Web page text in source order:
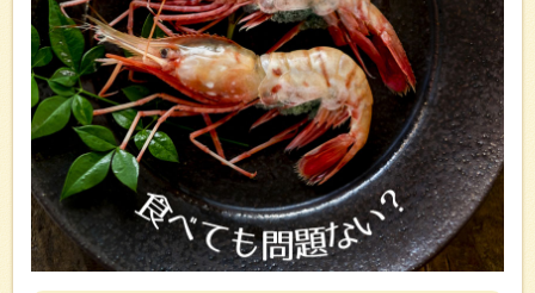
か知りたい！